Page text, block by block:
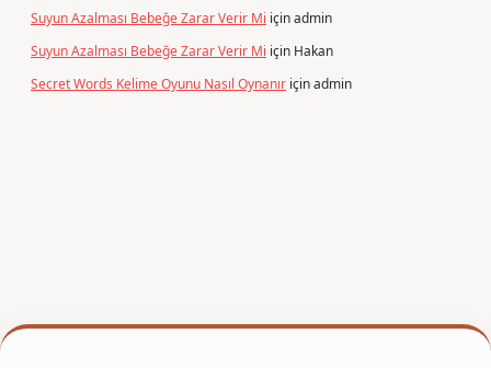
Suyun Azalması Bebeğe Zarar Verir Mi içinadmin
Suyun Azalması Bebeğe Zarar Verir Mi için Hakan
Secret Words Kelime Oyunu Nasıl Oynanır içinadmin